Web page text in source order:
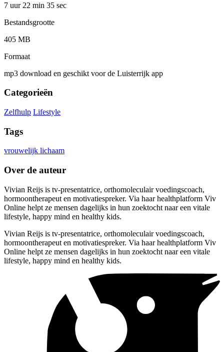
7 uur 22 min 35 sec
Bestandsgrootte
405 MB
Formaat
mp3 download en geschikt voor de Luisterrijk app
Categorieën
Zelfhulp Lifestyle
Tags
vrouwelijk lichaam
Over de auteur
Vivian Reijs is tv-presentatrice, orthomoleculair voedingscoach,
hormoontherapeut en motivatiespreker. Via haar healthplatform Viv
Online helpt ze mensen dagelijks in hun zoektocht naar een vitale
lifestyle, happy mind en healthy kids.
Vivian Reijs is tv-presentatrice, orthomoleculair voedingscoach,
hormoontherapeut en motivatiespreker. Via haar healthplatform Viv
Online helpt ze mensen dagelijks in hun zoektocht naar een vitale
lifestyle, happy mind en healthy kids.